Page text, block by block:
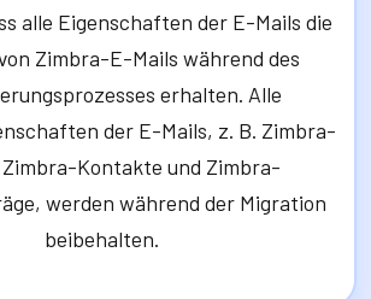
alle Eigenschaften der E-Mails die
Zimbra-E-Mails während des
erhalten. Alle
der E-Mails, z. B. Zimbra-
Kontakte und Zimbra-
werden während der Migration
beibehalten.